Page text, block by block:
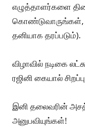
எழுத்தாளர்களை
கொண்டுவாருங்கள்,
தனியாக தரப்படும்).
விழாவில் நடிகை
ரஜினி கையால்
இனி தலைவரின்
அனுபவியுங்கள்!